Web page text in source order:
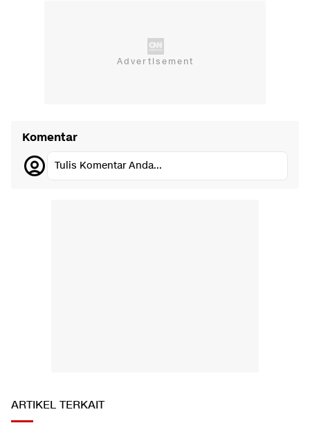
Komentar
Tulis Komentar Anda...
ARTIKEL TERKAIT